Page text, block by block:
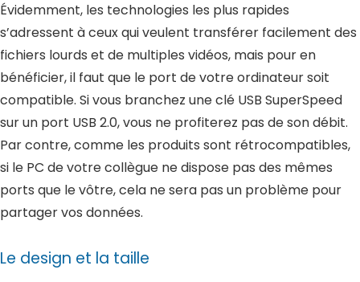
Évidemment, les technologies les plus rapides
s’adressent à ceux qui veulent transférer facilement des
fichiers lourds et de multiples vidéos, mais pour en
bénéficier, il faut que le port de votre ordinateur soit
compatible. Si vous branchez une clé USB SuperSpeed
sur un port USB 2.0, vous ne profiterez pas de son débit.
Par contre, comme les produits sont rétrocompatibles,
si le PC de votre collègue ne dispose pas des mêmes
ports que le vôtre, cela ne sera pas un problème pour
partager vos données.
Le design et la taille